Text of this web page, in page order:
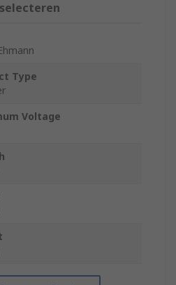
Type
Voltage